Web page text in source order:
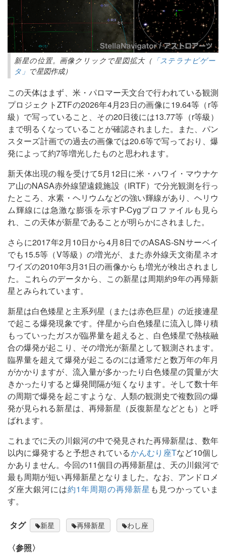
新星の位置。画像クリックで星図拡大（「ステラナビゲー
タ」 で星図作成）
この天体はまず、米・パロマー天文台で行われている観測
プロジェクトZTFの2026年4月23日の画像に19.64等（r等
級）で写っていること、その20日後には13.77等（r等級）
まで明るくなっていることが確認されました。また、パン
スターズ計画での過去の画像では20.6等で写っており、爆
発によって約7等増光したものと思われます。
新天体出現の報を受けて5月12日に米・ハワイ・マウナケ
ア山のNASA赤外線望遠鏡施設（IRTF）で分光観測を行っ
たところ、水素・ヘリウムなどの強い輝線があり、ヘリウ
ム輝線には急激な膨張を示すP-Cygプロファイルも見ら
れ、この天体が新星であることが明らかにされました。
さらに2017年2月10日から4月8日でのASAS-SNサーベイ
でも15.5等（V等級）の増光が、また赤外線天文衛星ネオ
ワイズの2010年3月31日の画像からも増光が検出されまし
た。これらのデータから、この新星は周期約9年の再帰新
星とみられています。
新星は白色矮星と主系列星（または赤色巨星）の近接連星
で起こる爆発現象です。伴星から白色矮星に流入し降り積
もっていったガスが臨界量を超えると、白色矮星で熱核融
合の爆発が起こり、その増光が新星として観測されます。
臨界量を超えて爆発が起こるのには通常だと数万年の年月
がかかりますが、流入量が多かったり白色矮星の質量が大
きかったりすると爆発間隔が短くなります。そして数十年
の周期で爆発を起こすような、人類の観測史で複数回の爆
発が見られる新星は、再帰新星（反復新星などとも）と呼
ばれます。
これまでに天の川銀河の中で発見された再帰新星は、数年
以内に爆発すると予想されているかんむり座Tなど10個し
かありません。今回の11個目の再帰新星は、天の川銀河で
最も周期が短い再帰新星となりました。なお、アンドロメ
ダ座大銀河には約1年周期の再帰新星 も見つかっていま
す。
タグ 新星 再帰新星 わし座
〈参照〉